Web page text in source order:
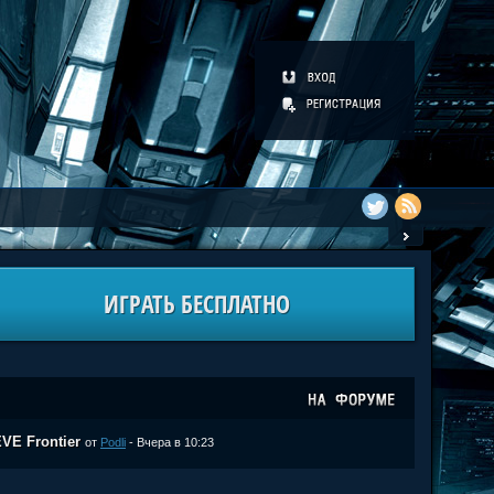
ИГРАТЬ БЕСПЛАТНО
Frontier от Podli - Вчера в 10:23